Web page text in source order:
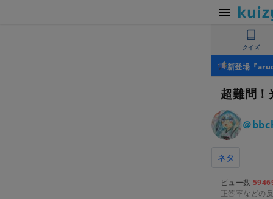
クイズ
新登場『
超難問
＠
ネタ
ビュー数
正答率などの